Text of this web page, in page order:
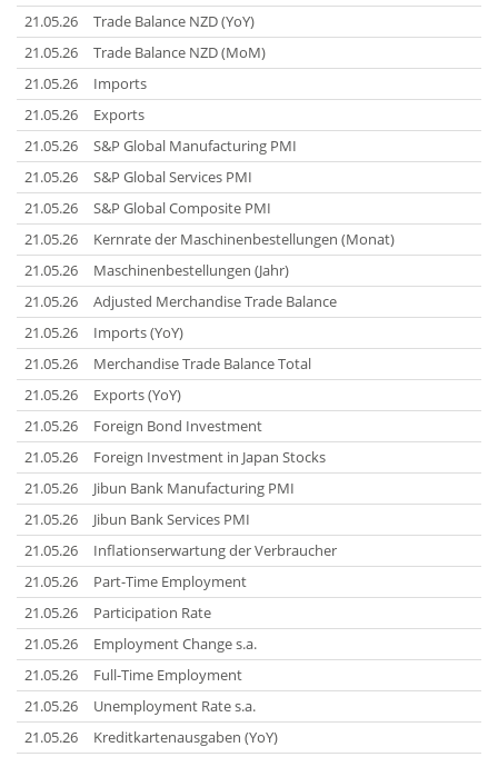
21.05.26
Trade Balance NZD (YoY)
21.05.26
Trade Balance NZD (MoM)
21.05.26
Imports
21.05.26
Exports
21.05.26
S&P Global Manufacturing PMI
21.05.26
S&P Global Services PMI
21.05.26
S&P Global Composite PMI
21.05.26
Kernrate der Maschinenbestellungen (Monat)
21.05.26
Maschinenbestellungen (Jahr)
21.05.26
Adjusted Merchandise Trade Balance
21.05.26
Imports (YoY)
21.05.26
Merchandise Trade Balance Total
21.05.26
Exports (YoY)
21.05.26
Foreign Bond Investment
21.05.26
Foreign Investment in Japan Stocks
21.05.26
Jibun Bank Manufacturing PMI
21.05.26
Jibun Bank Services PMI
21.05.26
Inflationserwartung der Verbraucher
21.05.26
Part-Time Employment
21.05.26
Participation Rate
21.05.26
Employment Change s.a.
21.05.26
Full-Time Employment
21.05.26
Unemployment Rate s.a.
21.05.26
Kreditkartenausgaben (YoY)